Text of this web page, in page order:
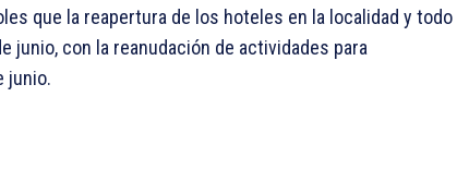
que la reapertura de los hoteles en la localidad y todo
junio, con la reanudación de actividades para
junio.